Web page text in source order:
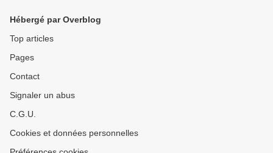
Hébergé par Overblog
Top articles
Pages
Contact
Signaler un abus
C.G.U.
Cookies et données personnelles